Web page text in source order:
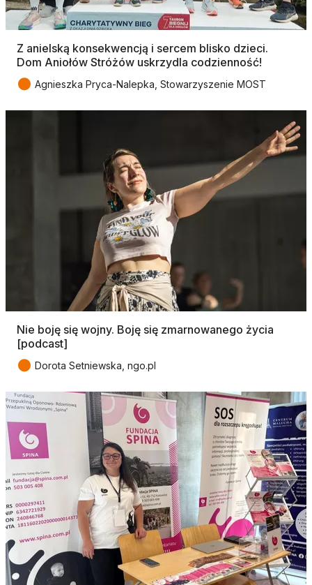
Z anielską konsekwencją i sercem blisko dzieci.
Dom Aniołów Stróżów uskrzydla codzienność!
● Agnieszka Pryca-Nalepka, Stowarzyszenie MOST
Nie boję się wojny. Boję się zmarnowanego życia
[podcast]
● Dorota Setniewska, ngo.pl